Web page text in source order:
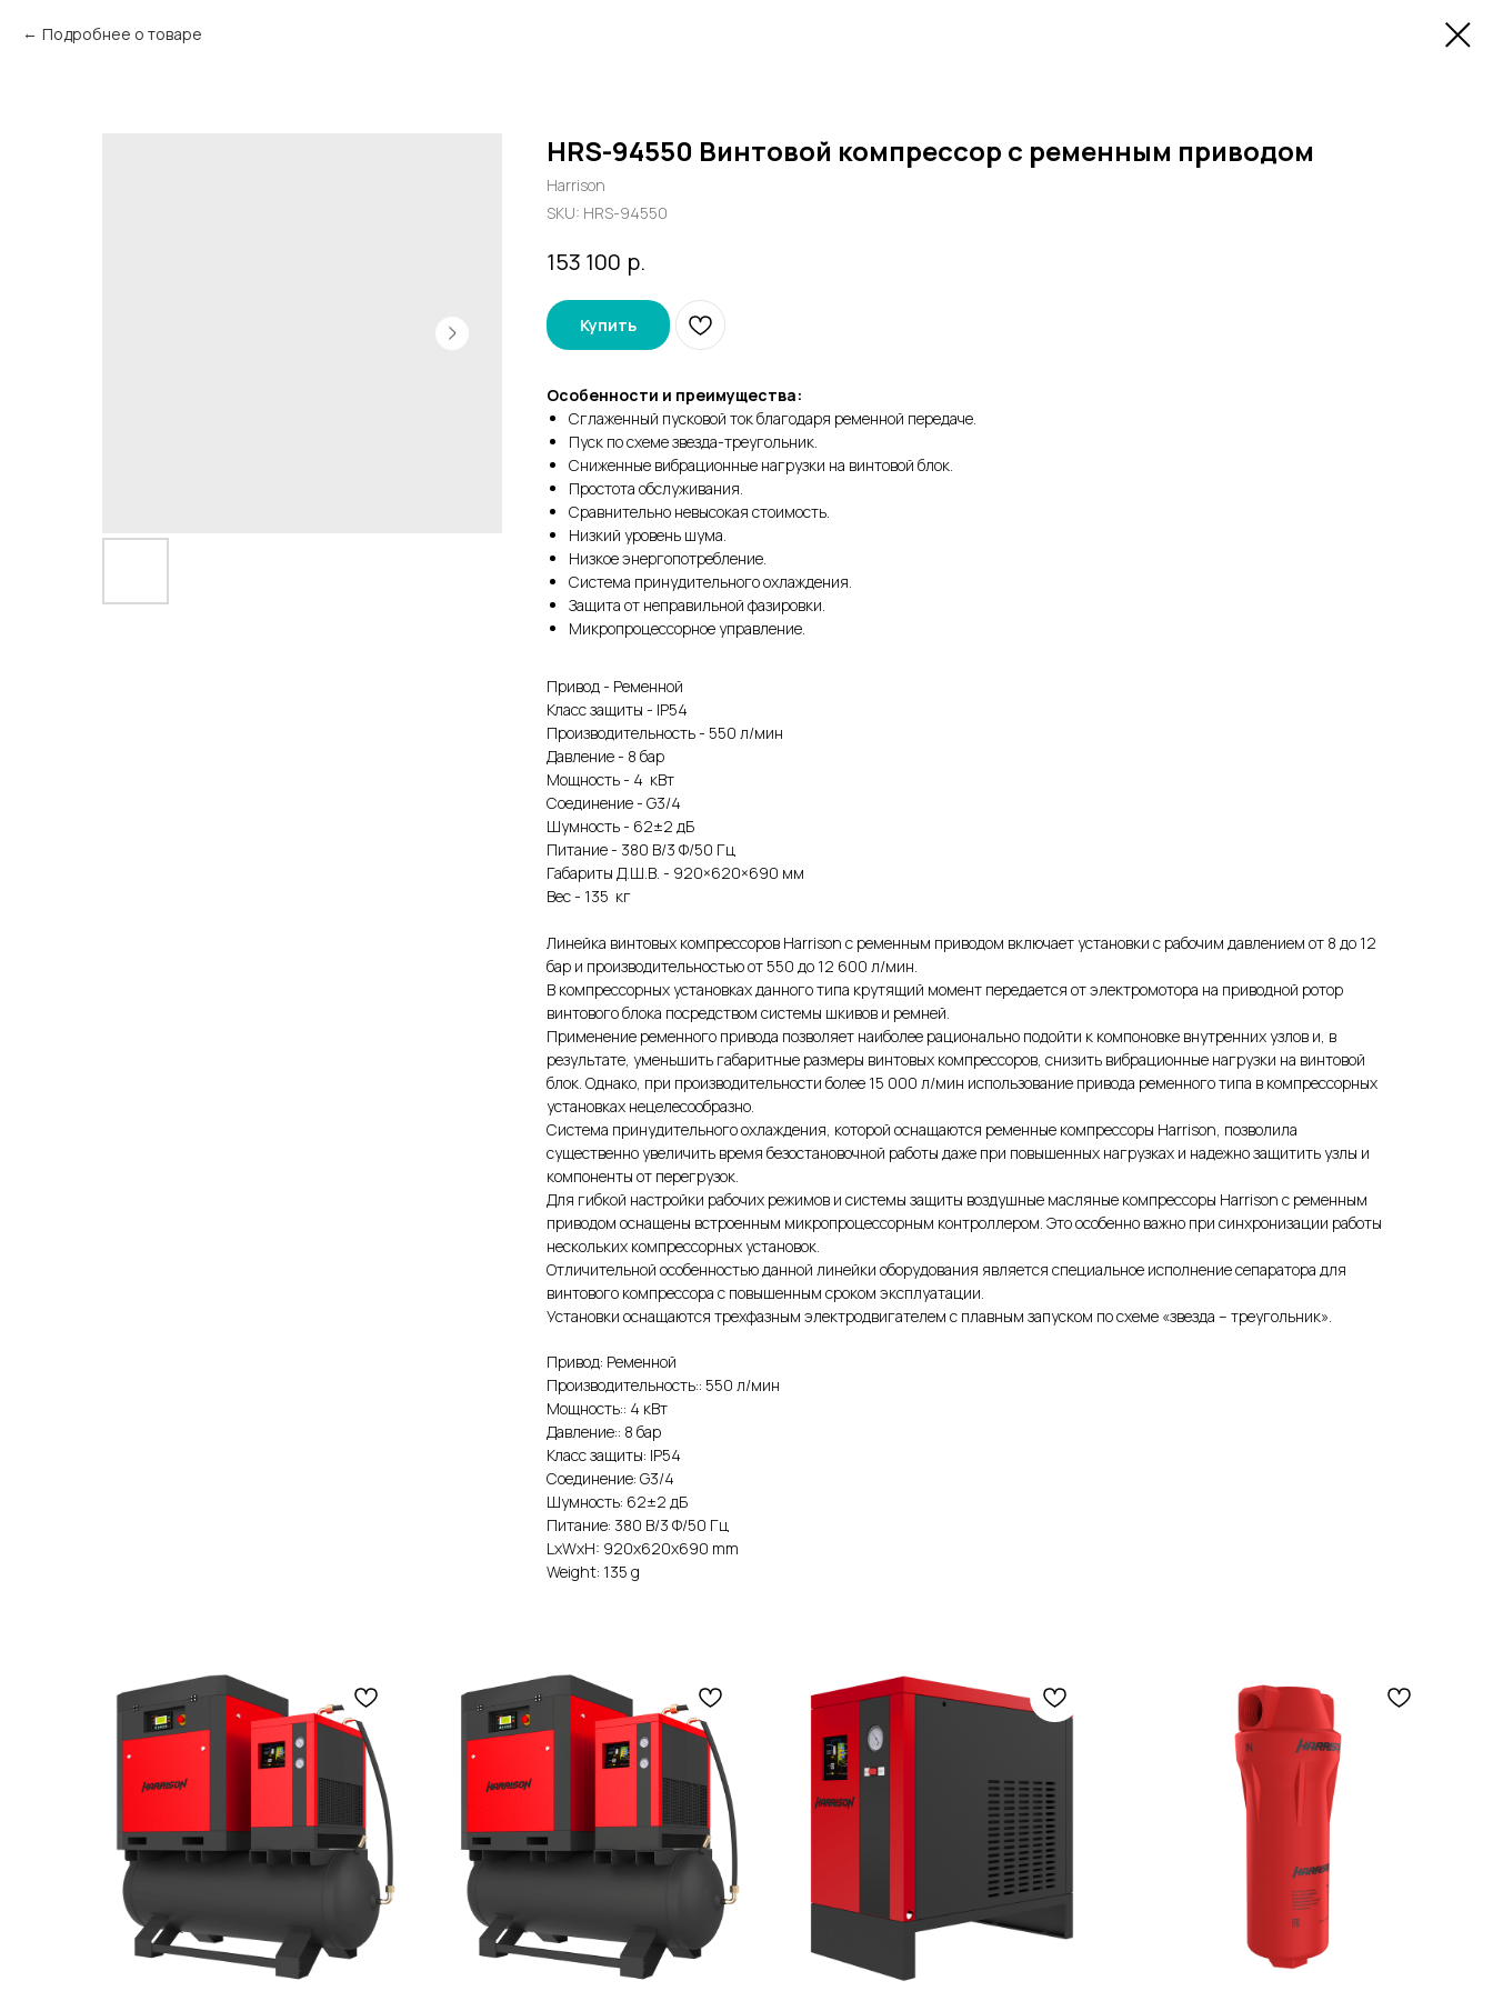
Подробнее о товаре
HRS-94550 Винтовой компрессор с ременным приводом
Harrison
SKU: HRS-94550
153 100 р.
Купить
Особенности и преимущества:
Сглаженный пусковой ток благодаря ременной передаче.
Пуск по схеме звезда-треугольник.
Сниженные вибрационные нагрузки на винтовой блок.
Простота обслуживания.
Сравнительно невысокая стоимость.
Низкий уровень шума.
Низкое энергопотребление.
Система принудительного охлаждения.
Защита от неправильной фазировки.
Микропроцессорное управление.
Привод - Ременной
Класс защиты - IP54
Производительность - 550 л/мин
Давление - 8 бар
Мощность - 4 кВт
Соединение - G3/4
Шумность - 62±2 дБ
Питание - 380 В/3 Ф/50 Гц
Габариты Д.Ш.В. - 920×620×690 мм
Вес - 135 кг
Линейка винтовых компрессоров Harrison с ременным приводом включает установки с рабочим давлением от 8 до 12
бар и производительностью от 550 до 12 600 л/мин.
В компрессорных установках данного типа крутящий момент передается от электромотора на приводной ротор
винтового блока посредством системы шкивов и ремней.
Применение ременного привода позволяет наиболее рационально подойти к компоновке внутренних узлов и, в
результате, уменьшить габаритные размеры винтовых компрессоров, снизить вибрационные нагрузки на винтовой
блок. Однако, при производительности более 15 000 л/мин использование привода ременного типа в компрессорных
установках нецелесообразно.
Система принудительного охлаждения, которой оснащаются ременные компрессоры Harrison, позволила
существенно увеличить время безостановочной работы даже при повышенных нагрузках и надежно защитить узлы и
компоненты от перегрузок.
Для гибкой настройки рабочих режимов и системы защиты воздушные масляные компрессоры Harrison с ременным
приводом оснащены встроенным микропроцессорным контроллером. Это особенно важно при синхронизации работы
нескольких компрессорных установок.
Отличительной особенностью данной линейки оборудования является специальное исполнение сепаратора для
винтового компрессора с повышенным сроком эксплуатации.
Установки оснащаются трехфазным электродвигателем с плавным запуском по схеме «звезда – треугольник».
Привод: Ременной
Производительность:: 550 л/мин
Мощность:: 4 кВт
Давление:: 8 бар
Класс защиты: IP54
Соединение: G3/4
Шумность: 62±2 дБ
Питание: 380 В/3 Ф/50 Гц
LxWxH: 920x620x690 mm
Weight: 135 g